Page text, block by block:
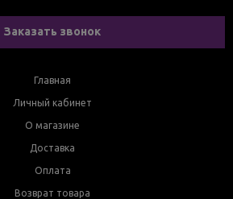
Заказать звонок
Главная
Личный кабинет
О магазине
Доставка
Оплата
Возврат товара